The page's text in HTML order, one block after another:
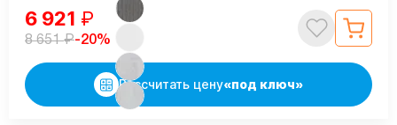
6 921 ₽
8 651₽-20%
Рассчитать цену«под ключ»